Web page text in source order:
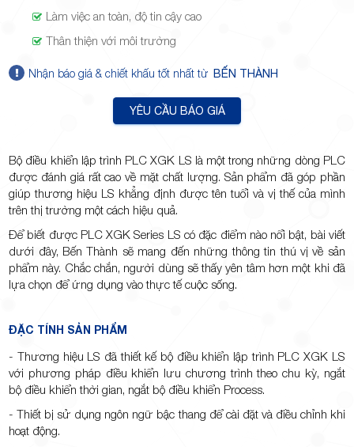
Hiệp Phú,
TP.Thủ
Đức,
TP.HCM
Làm việc an toàn, độ tin cậy cao
Thân thiện với môi trường
Nhận báo giá & chiết khấu tốt nhất từ BẾN THÀNH
YÊU CẦU BÁO GIÁ
Bộ điều khiển lập trình PLC XGK LS là một trong những dòng PLC
được đánh giá rất cao về mặt chất lượng. Sản phẩm đã góp phần
giúp thương hiệu LS khẳng định được tên tuổi và vị thế của mình
trên thị trường một cách hiệu quả.
Để biết được PLC XGK Series LS có đặc điểm nào nổi bật, bài viết
dưới đây, Bến Thành sẽ mang đến những thông tin thú vị về sản
phẩm này. Chắc chắn, người dùng sẽ thấy yên tâm hơn một khi đã
lựa chọn để ứng dụng vào thực tế cuộc sống.
ĐẶC TÍNH SẢN PHẨM
- Thương hiệu LS đã thiết kế bộ điều khiển lập trình PLC XGK LS
với phương pháp điều khiển lưu chương trình theo chu kỳ, ngắt
bộ điều khiển thời gian, ngắt bộ điều khiển Process.
- Thiết bị sử dụng ngôn ngữ bậc thang để cài đặt và điều chỉnh khi
hoạt động.